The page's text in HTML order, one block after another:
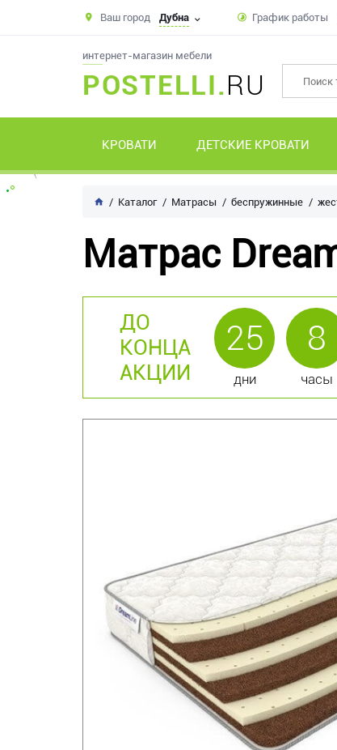
Ваш город Дубна График работы
интернет-магазин мебели
POSTELLI.RU
КРОВАТИ ДЕТСКИЕ КРОВАТИ
Каталог Матрасы беспружинные
Матрас
ДО
КОНЦА
АКЦИИ
25
дни
8
часы